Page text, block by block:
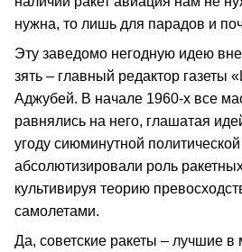
нужна, то лишь для парадов и
Эту заведомо негодную идею
зять – главный редактор газеты
Аджубей. В начале 1960-х все
равнялись на него, глашатая
угоду сиюминутной
абсолютизировали роль
культивируя теорию
самолетами.
Да, советские ракеты – лучшие в